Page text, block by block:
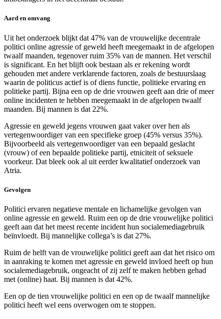
Aard en omvang
Uit het onderzoek blijkt dat 47% van de vrouwelijke decentrale
politici online agressie of geweld heeft meegemaakt in de afgelopen
twaalf maanden, tegenover ruim 35% van de mannen. Het verschil
is significant. En het blijft ook bestaan als er rekening wordt
gehouden met andere verklarende factoren, zoals de bestuurslaag
waarin de politicus actief is of diens functie, politieke ervaring en
politieke partij. Bijna een op de drie vrouwen geeft aan drie of meer
online incidenten te hebben meegemaakt in de afgelopen twaalf
maanden. Bij mannen is dat 22%.
Agressie en geweld jegens vrouwen gaat vaker over hen als
vertegenwoordiger van een specifieke groep (45% versus 35%).
Bijvoorbeeld als vertegenwoordiger van een bepaald geslacht
(vrouw) of een bepaalde politieke partij, etniciteit of seksuele
voorkeur. Dat bleek ook al uit eerder kwalitatief onderzoek van
Atria.
Gevolgen
Politici ervaren negatieve mentale en lichamelijke gevolgen van
online agressie en geweld. Ruim een op de drie vrouwelijke politici
geeft aan dat het meest recente incident hun socialemediagebruik
beïnvloedt. Bij mannelijke collega’s is dat 27%.
Ruim de helft van de vrouwelijke politici geeft aan dat het risico om
in aanraking te komen met agressie en geweld invloed heeft op hun
socialemediagebruik, ongeacht of zij zelf te maken hebben gehad
met (online) haat. Bij mannen is dat 42%.
Een op de tien vrouwelijke politici en een op de twaalf mannelijke
politici heeft wel eens overwogen om te stoppen.